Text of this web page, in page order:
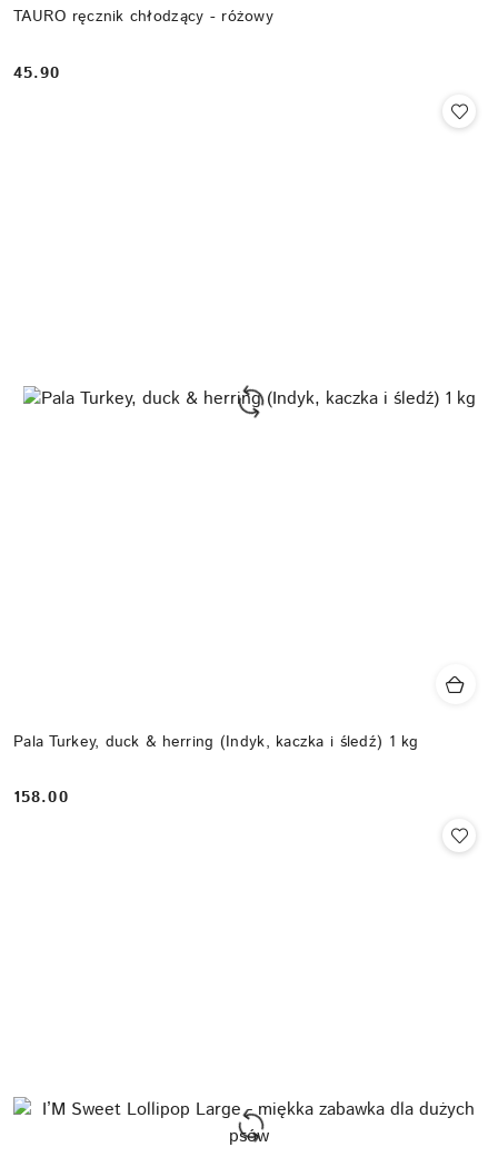
TAURO ręcznik chłodzący - różowy
Cena:
45.90
Pala Turkey, duck & herring (Indyk, kaczka i śledź) 1 kg
Cena:
158.00